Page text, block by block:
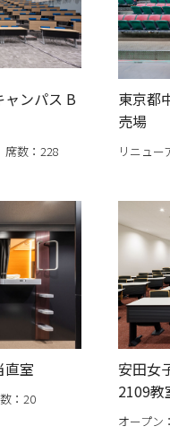
ンパス B
数：228
東京都
売場
リニュ
直室
：20
安田女
2109教
オープ